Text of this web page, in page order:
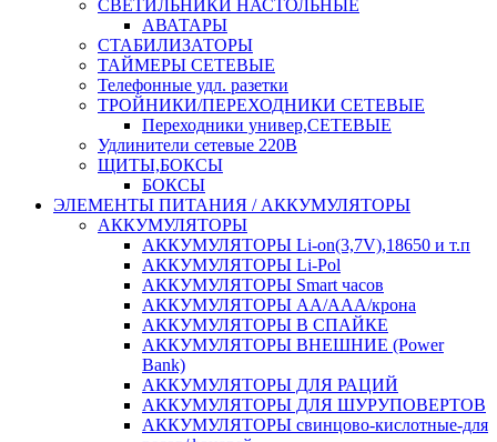
СВЕТИЛЬНИКИ НАСТОЛЬНЫЕ
АВАТАРЫ
СТАБИЛИЗАТОРЫ
ТАЙМЕРЫ СЕТЕВЫЕ
Телефонные удл. разетки
ТРОЙНИКИ/ПЕРЕХОДНИКИ СЕТЕВЫЕ
Переходники универ,СЕТЕВЫЕ
Удлинители сетевые 220В
ЩИТЫ,БОКСЫ
БОКСЫ
ЭЛЕМЕНТЫ ПИТАНИЯ / АККУМУЛЯТОРЫ
АККУМУЛЯТОРЫ
АККУМУЛЯТОРЫ Li-on(3,7V),18650 и т.п
АККУМУЛЯТОРЫ Li-Pol
АККУМУЛЯТОРЫ Smart часов
АККУМУЛЯТОРЫ АА/ААА/крона
АККУМУЛЯТОРЫ В СПАЙКЕ
АККУМУЛЯТОРЫ ВНЕШНИЕ (Power
Bank)
АККУМУЛЯТОРЫ ДЛЯ РАЦИЙ
АККУМУЛЯТОРЫ ДЛЯ ШУРУПОВЕРТОВ
АККУМУЛЯТОРЫ свинцово-кислотные-для